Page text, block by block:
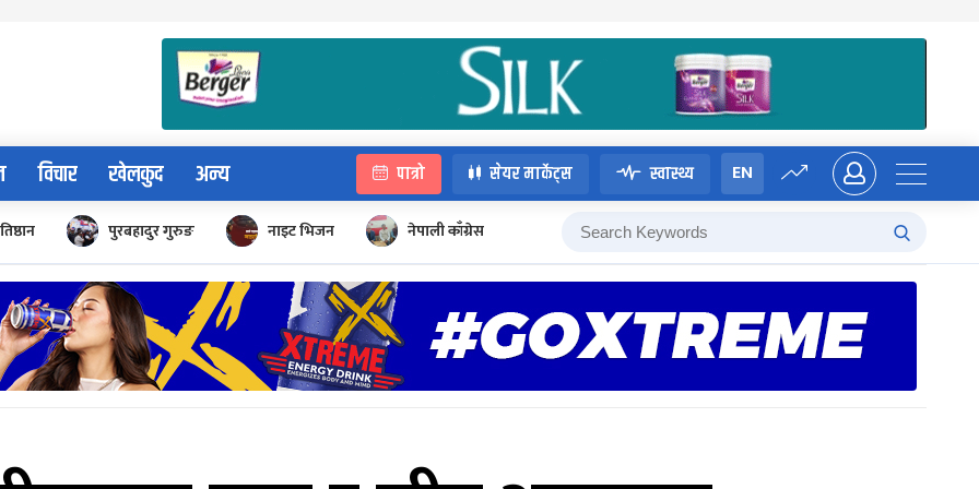
विचार खेलकुद अन्य पात्रो सेयर मार्केट्स स्वास्थ्य EN
पुरबहादुर गुरुङ नाइट भिजन नेपाली काँग्रेस